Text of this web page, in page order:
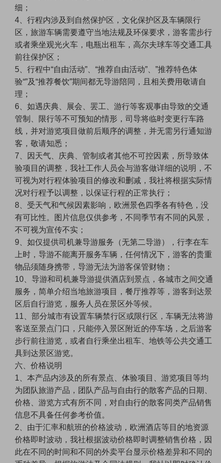
细；
4、行程内涉及到自然保护区，文化保护区及车辆限行
区，旅游车辆需要遵守当地法规及环保要求，游客需步行
或者乘坐观光火车，电瓶出租车，高尔夫球车等交通工具
前往保护区；
5、行程中“自由活动”、“推荐自由活动”、”推荐特色体
验“”及“推荐餐饮”期间都无导游陪同，且相关费用敬请自
理；
6、如遇庆典、展会、罢工、游行等客观事由导致的交通
管制、限行等不可预知的情形，司导将临时变更行车路
线，并对游览项目做前后顺序的调整，并无需另行通知游
客，敬请知悉；
7、因天气、庆典、管制或者其他不可控因素，所导致体
验项目的调整，我社工作人员会与游客做详细的说明，不
可视为对行程体验项目的修改和删减，我社将根据实际情
况对行程予以调整，以保证行程的正常执行；
8、受天气和气候因素影响，欧洲景色四季各有特色，没
有可比性。图片信息仅供参考，不同季节有不同的风景，
不可视为宣传不实；
9、如仅提供司机兼导游服务（无第二导游），行李在车
上时，导游不能离开服务车辆，任何情况下，游客的贵重
物品须随身携带，导游无法为游客保管财物；
10、导游和司机兼导游提供酒店到景点，各城市之间交通
服务，简单介绍当地旅游项目，餐厅推荐等，游客到达景
区后自行游览，服务人员在景区外等候。
11、部分城市有设置车辆禁行区或限行区，车辆无法将游
客送至景点门口，只能停入景区附近的停车场，之后游客
步行前往游览，或者自行乘坐出租车、地铁等公共交通工
具到达景区游览。
六、价格说明
1、本产品内涉及的所有景点、体验项目、游览项目等均
为团队旅游产品，团队产品与自由行的散客产品的日期、
价格、游览方式有所不同，对自由行的散客同类产品销售
信息不具备任何参考价值。
2、由于汇率和航班的价格波动，欧洲酒店等目的地资源
价格即时波动，我社根据波动价格即时调整销售价格，因
此在不同的时间和不同的外卖平台显示价格差异和不同的